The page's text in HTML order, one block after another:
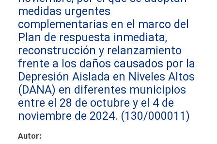
medidas urgentes
complementarias en el marco del
Plan de respuesta inmediata,
reconstrucción y relanzamiento
frente a los daños causados por la
Depresión Aislada en Niveles Altos
(DANA) en diferentes municipios
entre el 28 de octubre y el 4 de
noviembre de 2024. (130/000011)
Autor: